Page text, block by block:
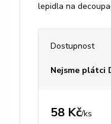
lepidla na
Dostupnost
Nejsme plátci
58 Kč/ks